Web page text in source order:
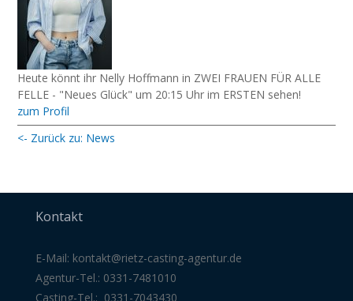
Heute könnt ihr Nelly Hoffmann in ZWEI FRAUEN FÜR ALLE
FELLE - "Neues Glück" um 20:15 Uhr im ERSTEN sehen!
zum Profil
<- Zurück zu: News
Kontakt
E-Mail: kontakt@rietz-casting-agentur.de
Agentur-Tel.: 0331-7481010
Casting-Tel.: 0331-7043430